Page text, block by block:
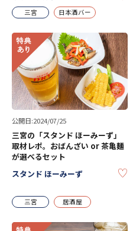
三宮 日本酒バー
公開日:2024/07/25
三宮の「スタンド ほーみーず」
取材レポ。おばんざい or 茶亀麺
が選べるセット
スタンド ほーみーず
三宮 居酒屋